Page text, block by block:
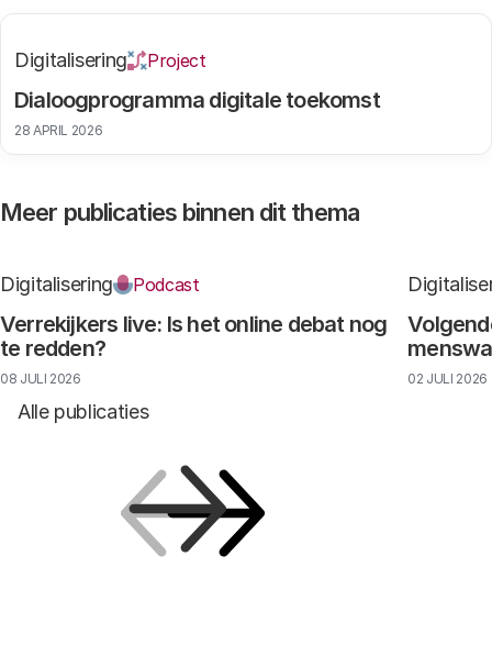
Dialoogprogramma digitale toekomst
Digitalisering Project
28 APRIL 2026
Meer publicaties binnen dit thema
Alle publicaties
Verrekijkers live: Is het online debat nog
te redden?
Digitalisering Podcast
08 JULI 2026 02 JULI 2026